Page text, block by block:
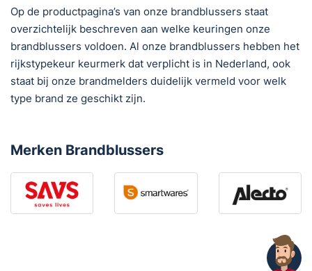
Op de productpagina’s van onze brandblussers staat
overzichtelijk beschreven aan welke keuringen onze
brandblussers voldoen. Al onze brandblussers hebben het
rijkstypekeur keurmerk dat verplicht is in Nederland, ook
staat bij onze brandmelders duidelijk vermeld voor welk
type brand ze geschikt zijn.
Merken Brandblussers